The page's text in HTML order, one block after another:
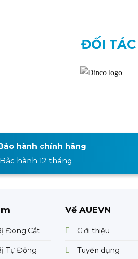
ĐỐI TÁC
hành chính hãng
Bảo hành 12 tháng
Đóng Cắt
Tự Động
Về AUEVN
Giới thiệu
Tuyển dụng